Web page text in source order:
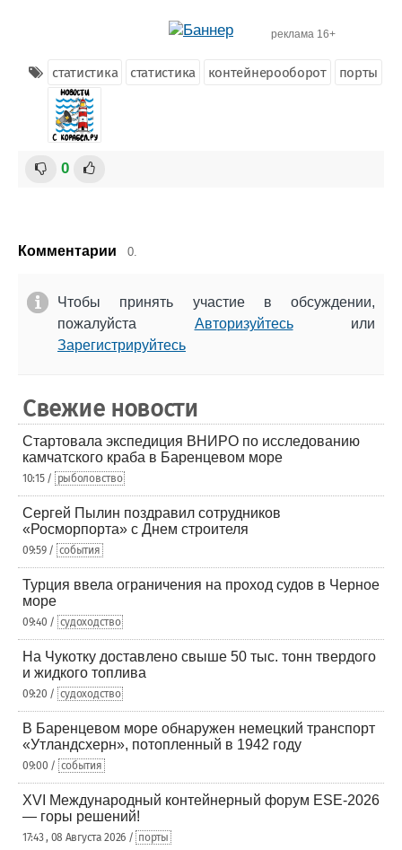
реклама 16+
статистика статистика контейнерооборот порты
0
Комментарии 0.
Чтобы принять участие в обсуждении,
пожалуйста Авторизуйтесьили
Зарегистрируйтесь
Свежие новости
Стартовала экспедиция ВНИРО по исследованию
камчатского краба в Баренцевом море
10:15 / рыболовство
Сергей Пылин поздравил сотрудников
«Росморпорта» с Днем строителя
09:59 / события
Турция ввела ограничения на проход судов в Черное
море
09:40 / судоходство
На Чукотку доставлено свыше 50 тыс. тонн твердого
и жидкого топлива
09:20 / судоходство
В Баренцевом море обнаружен немецкий транспорт
«Утландсхерн», потопленный в 1942 году
09:00 / события
XVI Международный контейнерный форум ESE-2026
— горы решений!
17:43 , 08 Августа 2026 / порты